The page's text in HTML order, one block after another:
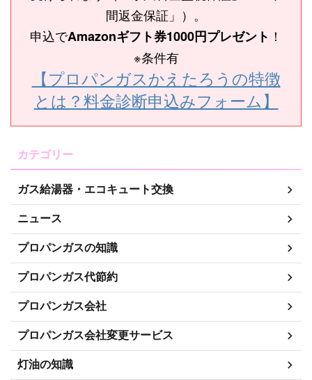
間返金保証」）。
申込でAmazonギフト券1000円プレゼント ！
※条件有
【プロパンガスかえたろうの特徴
とは？料金診断申込みフォーム】
カテゴリー
ガス給湯器・エコキュート交換
ニュース
プロパンガスの知識
プロパンガス代節約
プロパンガス会社
プロパンガス会社変更サービス
灯油の知識